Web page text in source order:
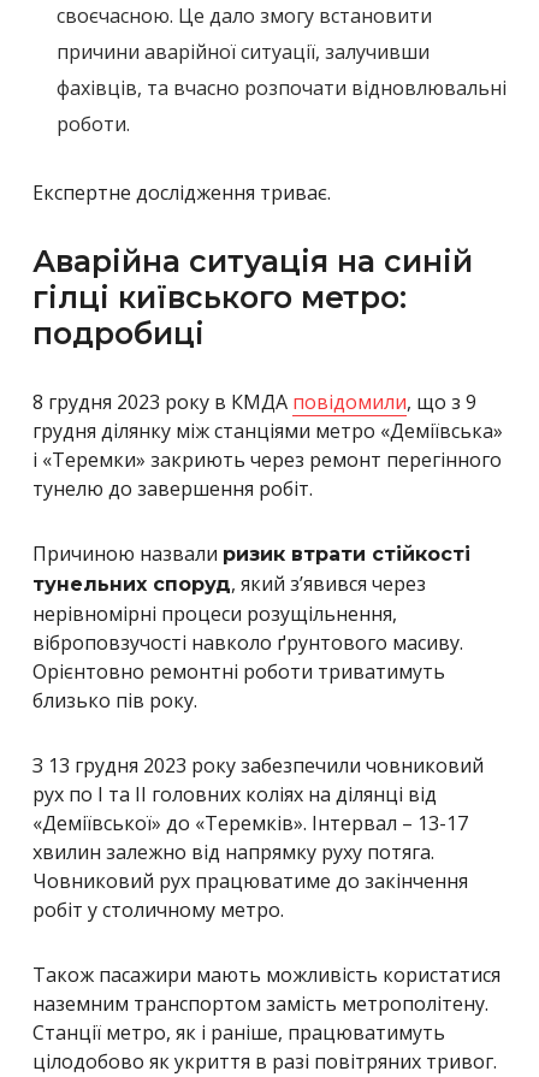
своєчасною. Це дало змогу встановити
причини аварійної ситуації, залучивши
фахівців, та вчасно розпочати відновлювальні
роботи.
Експертне дослідження триває.
Аварійна ситуація на синій
гілці київського метро:
подробиці
8 грудня 2023 року в КМДА повідомили, що з 9
грудня ділянку між станціями метро «Деміївська»
і «Теремки» закриють через ремонт перегінного
тунелю до завершення робіт.
Причиною назвали ризик втрати стійкості
тунельних споруд, який зʼявився через
нерівномірні процеси розущільнення,
віброповзучості навколо ґрунтового масиву.
Орієнтовно ремонтні роботи триватимуть
близько пів року.
З 13 грудня 2023 року забезпечили човниковий
рух по I та II головних коліях на ділянці від
«Деміївської» до «Теремків». Інтервал – 13-17
хвилин залежно від напрямку руху потяга.
Човниковий рух працюватиме до закінчення
робіт у столичному метро.
Також пасажири мають можливість користатися
наземним транспортом замість метрополітену.
Станції метро, як і раніше, працюватимуть
цілодобово як укриття в разі повітряних тривог.